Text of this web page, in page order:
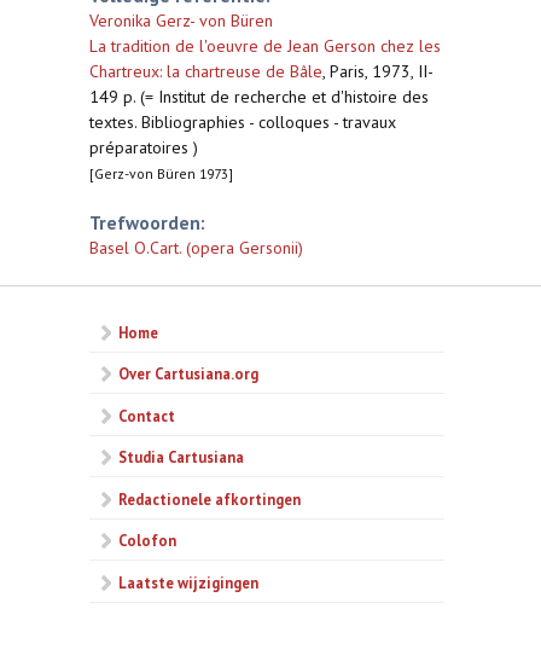
Veronika Gerz- von Büren
La tradition de l'oeuvre de Jean Gerson chez les
Chartreux: la chartreuse de Bâle, Paris, 1973, II-
149 p. (= Institut de recherche et d'histoire des
textes. Bibliographies - colloques - travaux
préparatoires )
[Gerz-von Büren 1973]
Trefwoorden:
Basel O.Cart. (opera Gersonii)
Home
Over Cartusiana.org
Contact
Studia Cartusiana
Redactionele afkortingen
Colofon
Laatste wijzigingen